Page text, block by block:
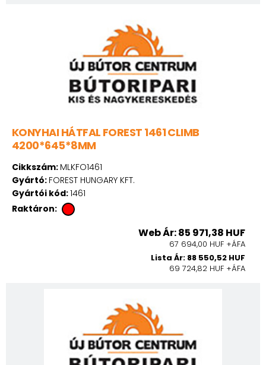
KONYHAI HÁTFAL FOREST 1461 CLIMB
4200*645*8MM
Cikkszám: MLKFO1461
Gyártó: FOREST HUNGARY KFT.
Gyártói kód:1461
Raktáron:
Web Ár: 85 971,38 HUF
67 694,00 HUF +ÁFA
Lista Ár: 88 550,52 HUF
69 724,82 HUF +ÁFA